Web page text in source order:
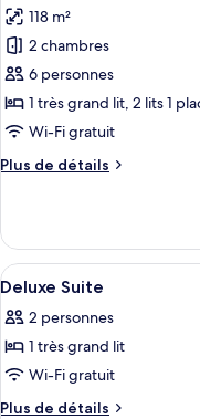
Familiale,
vue
ville
photos
pour
ce
type
de
chambre :
Suite
ville
118 m²
2 chambres
6 personnes
1 très grand lit, 2 lits 1
Wi-Fi gratuit
Plus de détails
Plus
le
type
de
Suite
Majestueuse,
ville
Afficher
toutes
les
photos
pour
ce
6
Deluxe Suite
2 personnes
1 très grand lit
Wi-Fi gratuit
Plus de détails
Plus